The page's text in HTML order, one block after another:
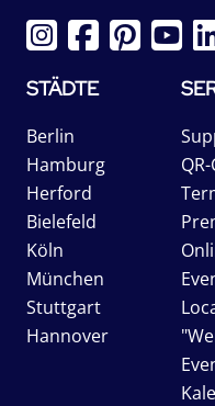
STÄDTE
Berlin
Hamburg
Herford
Bielefeld
Köln
München
Stuttgart
Hannover